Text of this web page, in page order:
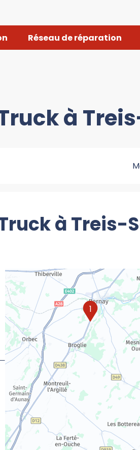
Réseau de réparation
à
à
1